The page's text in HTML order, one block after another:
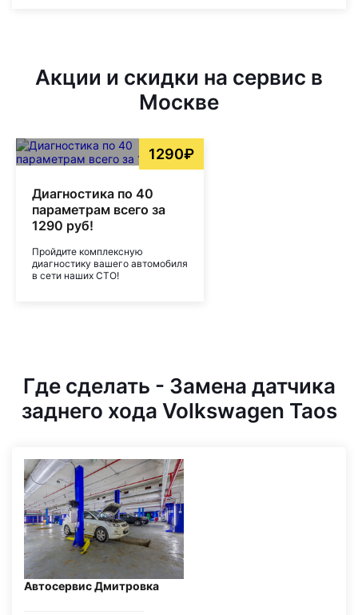
Акции и скидки на сервис в
Москве
1290₽
Диагностика по 40
параметрам всего за
1290 руб!
Пройдите комплексную
диагностику вашего автомобиля
в сети наших СТО!
Где сделать - Замена датчика
заднего хода Volkswagen Taos
Автосервис Дмитровка